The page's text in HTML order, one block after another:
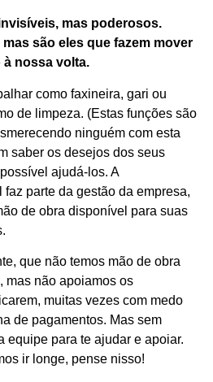
mas poderosos.
são eles que fazem mover
à nossa volta.
como faxineira, gari ou
de limpeza. (Estas funções são
ninguém com esta
saber os desejos dos seus
ajudá-los. A
parte da gestão da empresa,
de obra disponível para suas
que não temos mão de obra
mas não apoiamos os
muitas vezes com medo
de pagamentos. Mas sem
equipe para te ajudar e apoiar.
ir longe, pense nisso!